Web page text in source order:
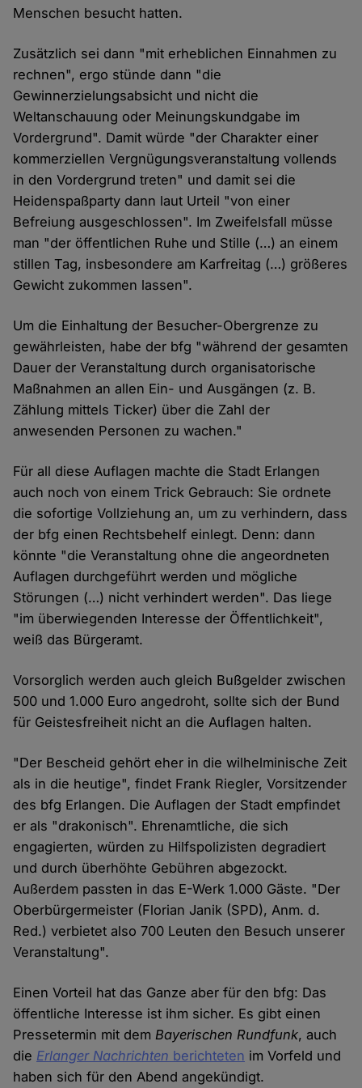
Menschen besucht hatten.
Zusätzlich sei dann "mit erheblichen Einnahmen zu
rechnen", ergo stünde dann "die
Gewinnerzielungsabsicht und nicht die
Weltanschauung oder Meinungskundgabe im
Vordergrund". Damit würde "der Charakter einer
kommerziellen Vergnügungsveranstaltung vollends
in den Vordergrund treten" und damit sei die
Heidenspaßparty dann laut Urteil "von einer
Befreiung ausgeschlossen". Im Zweifelsfall müsse
man "der öffentlichen Ruhe und Stille (…) an einem
stillen Tag, insbesondere am Karfreitag (…) größeres
Gewicht zukommen lassen".
Um die Einhaltung der Besucher-Obergrenze zu
gewährleisten, habe der bfg "während der gesamten
Dauer der Veranstaltung durch organisatorische
Maßnahmen an allen Ein- und Ausgängen (z. B.
Zählung mittels Ticker) über die Zahl der
anwesenden Personen zu wachen."
Für all diese Auflagen machte die Stadt Erlangen
auch noch von einem Trick Gebrauch: Sie ordnete
die sofortige Vollziehung an, um zu verhindern, dass
der bfg einen Rechtsbehelf einlegt. Denn: dann
könnte "die Veranstaltung ohne die angeordneten
Auflagen durchgeführt werden und mögliche
Störungen (…) nicht verhindert werden". Das liege
"im überwiegenden Interesse der Öffentlichkeit",
weiß das Bürgeramt.
Vorsorglich werden auch gleich Bußgelder zwischen
500 und 1.000 Euro angedroht, sollte sich der Bund
für Geistesfreiheit nicht an die Auflagen halten.
"Der Bescheid gehört eher in die wilhelminische Zeit
als in die heutige", findet Frank Riegler, Vorsitzender
des bfg Erlangen. Die Auflagen der Stadt empfindet
er als "drakonisch". Ehrenamtliche, die sich
engagierten, würden zu Hilfspolizisten degradiert
und durch überhöhte Gebühren abgezockt.
Außerdem passten in das E-Werk 1.000 Gäste. "Der
Oberbürgermeister (Florian Janik (SPD), Anm. d.
Red.) verbietet also 700 Leuten den Besuch unserer
Veranstaltung".
Einen Vorteil hat das Ganze aber für den bfg: Das
öffentliche Interesse ist ihm sicher. Es gibt einen
Pressetermin mit demBayerischen Rundfunk, auch
die Erlanger Nachrichten berichteten im Vorfeld und
haben sich für den Abend angekündigt.